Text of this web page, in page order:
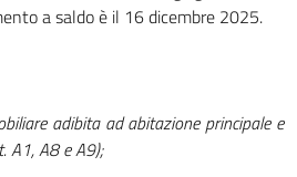
a saldo è il 16 dicembre 2025.
adibita ad abitazione principale e
A1, A8 e A9);